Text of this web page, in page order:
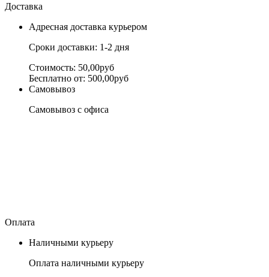
Доставка
Адресная доставка курьером
Сроки доставки: 1-2 дня
Стоимость: 50,00руб
Бесплатно от: 500,00руб
Самовывоз
Самовывоз с офиса
Оплата
Наличными курьеру
Оплата наличными курьеру